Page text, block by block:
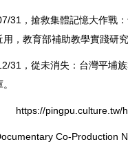
31，搶救集體記憶大作戰
，教育部補助教學實踐研究
31，從未消失：台灣平埔
https://pingpu.culture.tw/
Co-Production